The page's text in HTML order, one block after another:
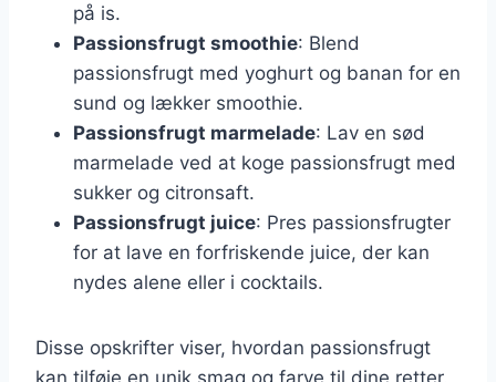
på is.
Passionsfrugt smoothie: Blend
passionsfrugt med yoghurt og banan for en
sund og lækker smoothie.
Passionsfrugt marmelade: Lav en sød
marmelade ved at koge passionsfrugt med
sukker og citronsaft.
Passionsfrugt juice: Pres passionsfrugter
for at lave en forfriskende juice, der kan
nydes alene eller i cocktails.
Disse opskrifter viser, hvordan passionsfrugt
kan tilføje en unik smag og farve til dine retter.